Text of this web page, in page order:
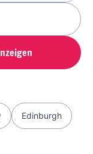
Edinburgh